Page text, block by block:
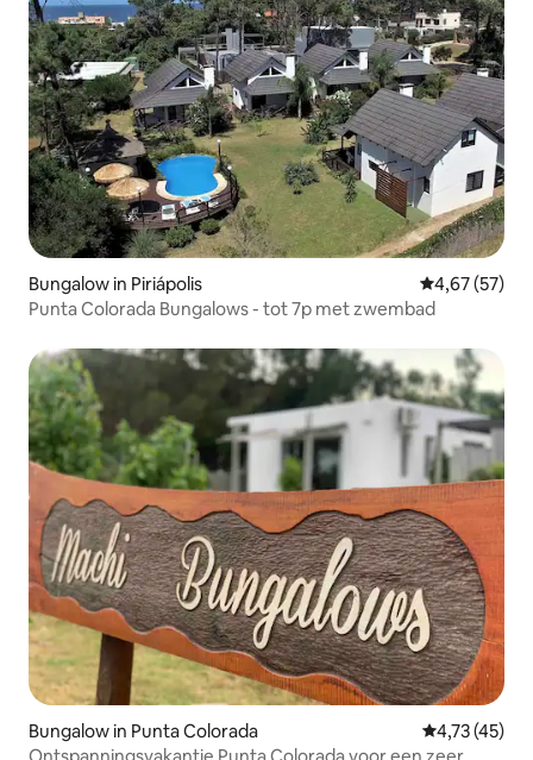
Bungalow in Piriápolis Gemiddelde
4,67 (57)
Punta Colorada Bungalows - tot 7p met zwembad
Bungalow in Punta Colorada Gemiddelde
4,73 (45)